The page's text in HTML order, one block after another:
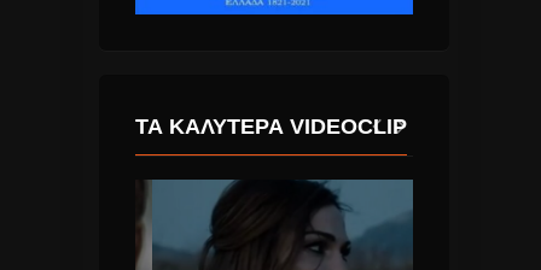
ΤΑ ΚΑΛΎΤΕΡΑ VIDEOCLIP